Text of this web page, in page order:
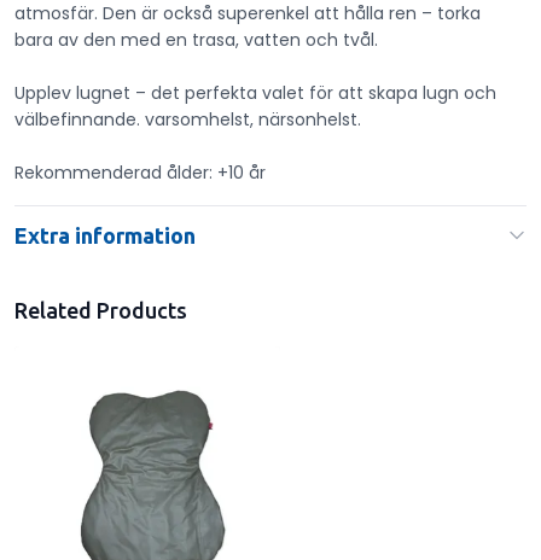
atmosfär. Den är också superenkel att hålla ren – torka
bara av den med en trasa, vatten och tvål.
Upplev lugnet – det perfekta valet för att skapa lugn och
välbefinnande. varsomhelst, närsonhelst.
Rekommenderad ålder: +10 år
Extra information
Related Products